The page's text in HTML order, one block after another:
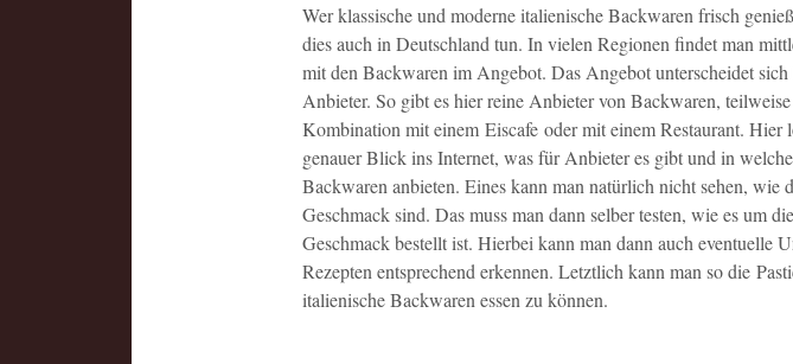
Wer klassische und moderne italienische Backwaren frisch
dies auch in Deutschland tun. In vielen Regionen findet man
mit den Backwaren im Angebot. Das Angebot unterscheidet
Anbieter. So gibt es hier reine Anbieter von Backwaren,
Kombination mit einem Eiscafe oder mit einem Restaurant. Hier
genauer Blick ins Internet, was für Anbieter es gibt und in
Backwaren anbieten. Eines kann man natürlich nicht sehen, wie
Geschmack sind. Das muss man dann selber testen, wie es um
Geschmack bestellt ist. Hierbei kann man dann auch eventuelle
Rezepten entsprechend erkennen. Letztlich kann man so die
italienische Backwaren essen zu können.